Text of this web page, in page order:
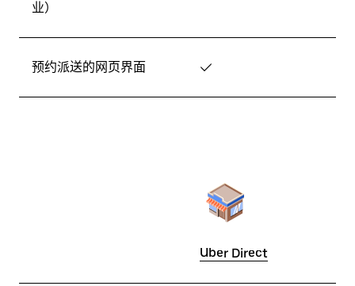
业）
预约派送的网页界面 ✓
Uber Direct